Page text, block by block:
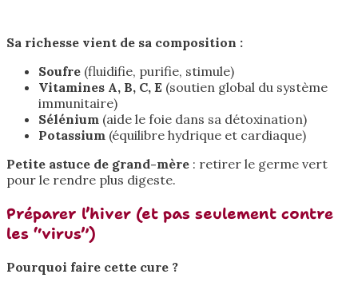
Sa richesse vient de sa composition :
Soufre (fluidifie, purifie, stimule)
Vitamines A, B, C, E (soutien global du système
immunitaire)
Sélénium (aide le foie dans sa détoxination)
Potassium (équilibre hydrique et cardiaque)
Petite astuce de grand-mère : retirer le germe vert
pour le rendre plus digeste.
Préparer l’hiver (et pas seulement contre
les “virus”)
Pourquoi faire cette cure ?